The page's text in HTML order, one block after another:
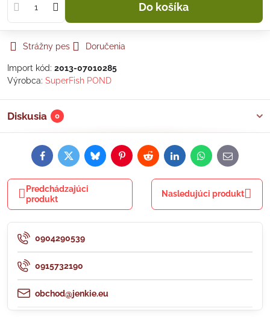
Do košíka
Strážny pes Doručenia
Import kód: 2013-07010285
Výrobca: SuperFish POND
Diskusia 0
FacebookTwitterBlueskyPinterestRedditLinkedInWhatsApp
E-
mail
Predchádzajúci
produkt
Nasledujúci produkt
0904290539
0915732190
obchod@jenkie.eu